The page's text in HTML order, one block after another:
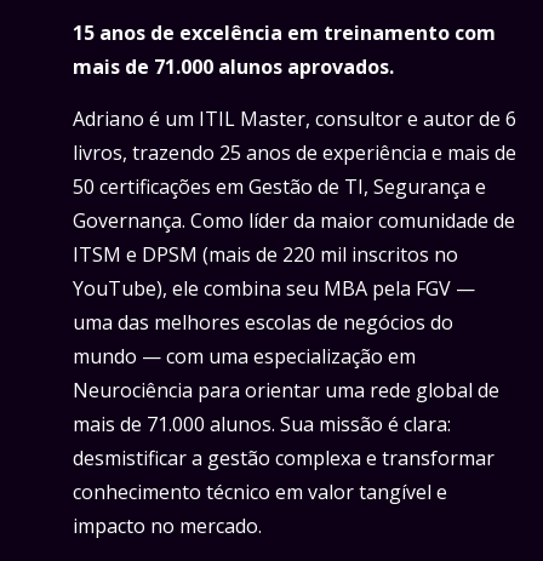
15 anos de excelência em treinamento com
mais de 71.000 alunos aprovados.
Adriano é um ITIL Master, consultor e autor de 6
livros, trazendo 25 anos de experiência e mais de
50 certificações em Gestão de TI, Segurança e
Governança. Como líder da maior comunidade de
ITSM e DPSM (mais de 220 mil inscritos no
YouTube), ele combina seu MBA pela FGV —
uma das melhores escolas de negócios do
mundo — com uma especialização em
Neurociência para orientar uma rede global de
mais de 71.000 alunos. Sua missão é clara:
desmistificar a gestão complexa e transformar
conhecimento técnico em valor tangível e
impacto no mercado.